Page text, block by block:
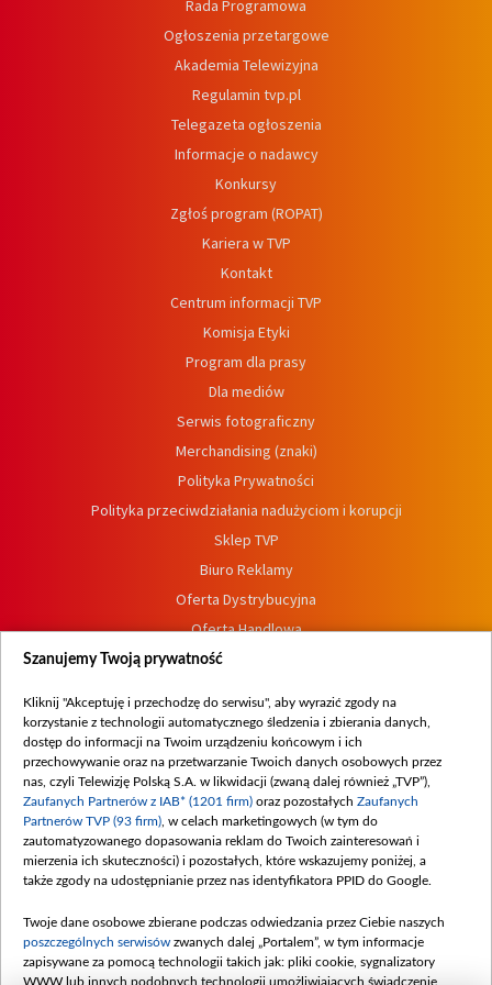
Rada Programowa
Ogłoszenia przetargowe
Akademia Telewizyjna
Regulamin tvp.pl
Telegazeta ogłoszenia
Informacje o nadawcy
Konkursy
Zgłoś program (ROPAT)
Kariera w TVP
Kontakt
Centrum informacji TVP
Komisja Etyki
Program dla prasy
Dla mediów
Serwis fotograficzny
Merchandising (znaki)
Polityka Prywatności
Polityka przeciwdziałania nadużyciom i korupcji
Sklep TVP
Biuro Reklamy
Oferta Dystrybucyjna
Oferta Handlowa
Dostępność
Procedura zgłoszeń wewnętrznych
Szanujemy Twoją prywatność
Kliknij "Akceptuję i przechodzę do serwisu", aby wyrazić zgody na
korzystanie z technologii automatycznego śledzenia i zbierania danych,
dostęp do informacji na Twoim urządzeniu końcowym i ich
przechowywanie oraz na przetwarzanie Twoich danych osobowych przez
nas, czyli Telewizję Polską S.A. w likwidacji (zwaną dalej również „TVP”),
Zaufanych Partnerów z IAB* (1201 firm) oraz pozostałych Zaufanych
Partnerów TVP (93 firm) , w celach marketingowych (w tym do
zautomatyzowanego dopasowania reklam do Twoich zainteresowań i
mierzenia ich skuteczności) i pozostałych, które wskazujemy poniżej, a
także zgody na udostępnianie przez nas identyfikatora PPID do Google.
Twoje dane osobowe zbierane podczas odwiedzania przez Ciebie naszych
poszczególnych serwisów zwanych dalej „Portalem”, w tym informacje
zapisywane za pomocą technologii takich jak: pliki cookie, sygnalizatory
WWW lub innych podobnych technologii umożliwiających świadczenie